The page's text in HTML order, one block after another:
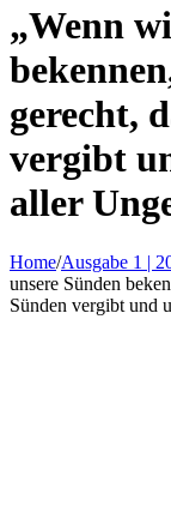
„Wenn
gerecht,
vergibt
aller
Home/Ausgabe 1 |
unsere Sünden
Sünden vergibt und